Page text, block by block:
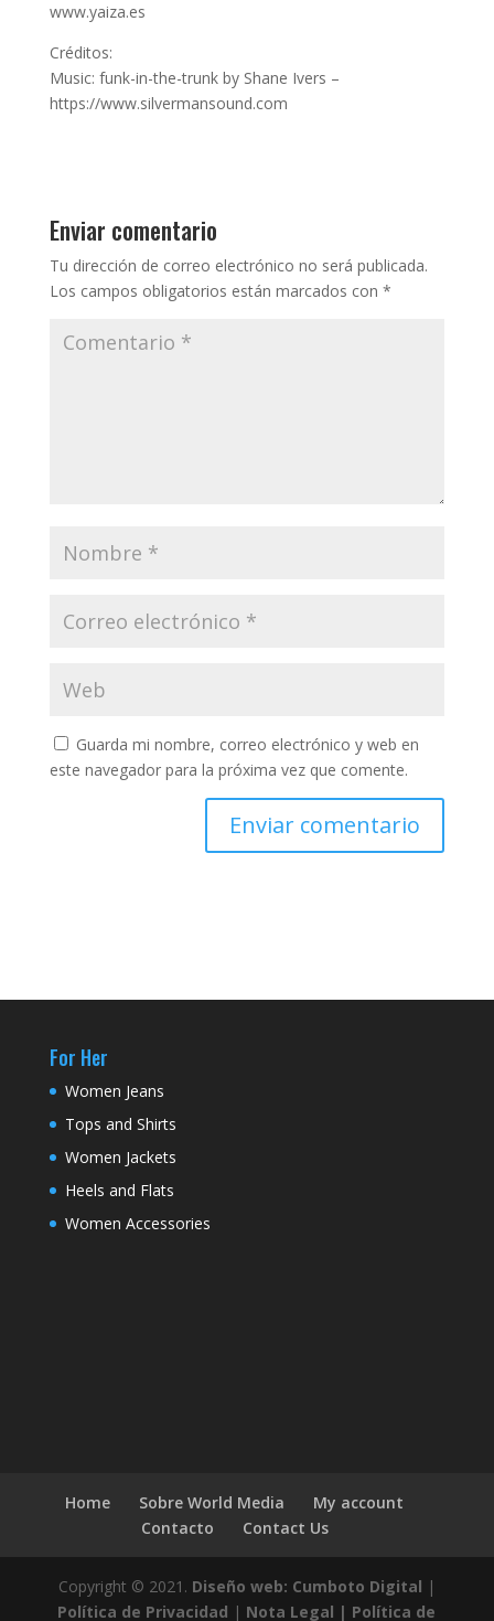
www.yaiza.es
Créditos:
Music: funk-in-the-trunk by Shane Ivers –
https://www.silvermansound.com
Enviar comentario
Tu dirección de correo electrónico no será publicada.
Los campos obligatorios están marcados con *
Guarda mi nombre, correo electrónico y web en
este navegador para la próxima vez que comente.
For Her
Women Jeans
Tops and Shirts
Women Jackets
Heels and Flats
Women Accessories
Home Sobre World Media
My account
Contacto
Contact Us
Copyright © 2021. Diseño web: Cumboto Digital |
Política de Privacidad | Nota Legal | Política de